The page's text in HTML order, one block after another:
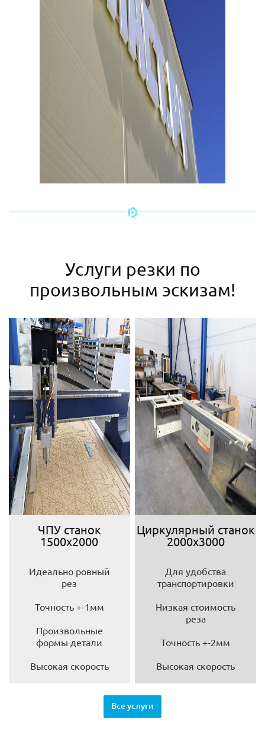
Услуги резки по
произвольным эскизам!
ЧПУ станок
1500х2000
Идеально ровный
рез
Точность +-1мм
Произвольные
формы детали
Высокая скорость
Циркулярный станок
2000х3000
Для удобства
транспортировки
Низкая стоимость
реза
Точность +-2мм
Высокая скорость
Все услуги